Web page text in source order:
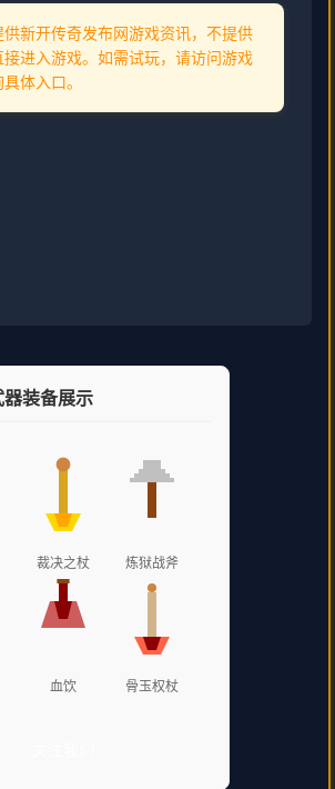
供新开传奇发布网游戏资讯，不提供
进入游戏。如需试玩，请访问游戏
体入口。
装备展示
裁决之杖 炼狱战斧
血饮 骨玉权杖